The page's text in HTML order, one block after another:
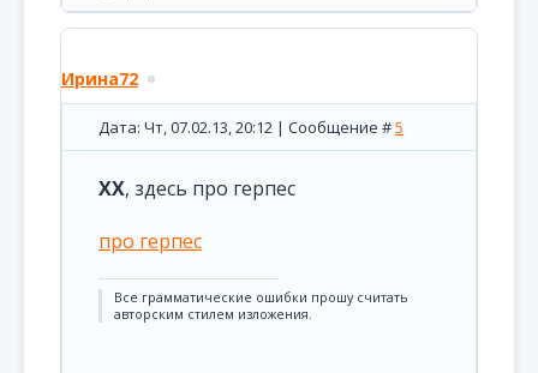
Ирина72
Дата: Чт, 07.02.13, 20:12 | Сообщение #5
XX, здесь про герпес
про герпес
Все грамматические ошибки прошу считать
авторским стилем изложения.